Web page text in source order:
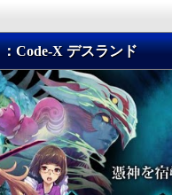
：Code-X デスランド